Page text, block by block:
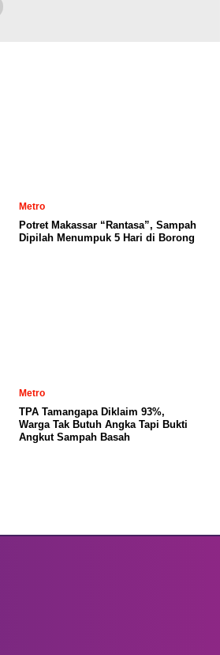
Metro
Potret Makassar “Rantasa”, Sampah
Dipilah Menumpuk 5 Hari di Borong
Metro
TPA Tamangapa Diklaim 93%,
Warga Tak Butuh Angka Tapi Bukti
Angkut Sampah Basah